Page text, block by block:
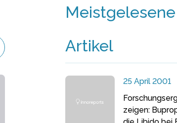
Meistgelesene
Artikel
25 April 2001
zeigen: